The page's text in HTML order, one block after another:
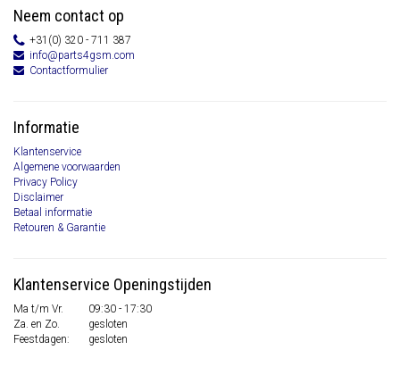
Neem contact op
+31(0) 320 - 711 387
info@parts4gsm.com
Contactformulier
Informatie
Klantenservice
Algemene voorwaarden
Privacy Policy
Disclaimer
Betaal informatie
Retouren & Garantie
Klantenservice Openingstijden
Ma t/m Vr.
09:30 - 17:30
Za. en Zo.
gesloten
Feestdagen:
gesloten